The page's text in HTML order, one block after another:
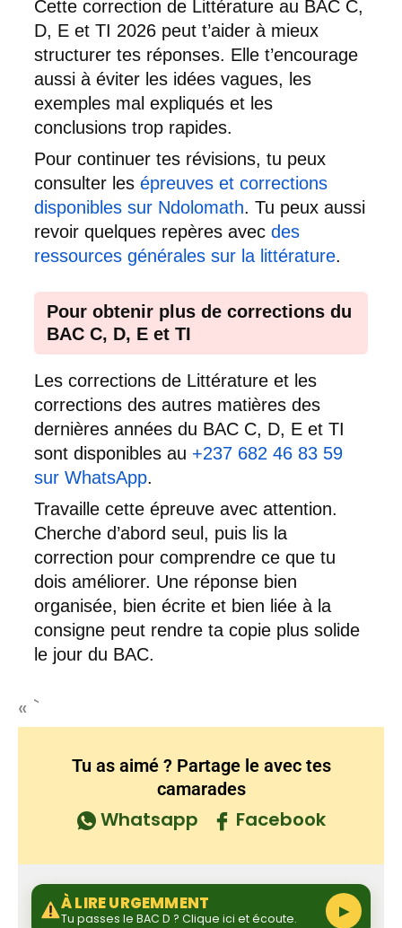
Cette correction de Littérature au BAC C,
D, E et TI 2026 peut t’aider à mieux
structurer tes réponses. Elle t’encourage
aussi à éviter les idées vagues, les
exemples mal expliqués et les
conclusions trop rapides.
Pour continuer tes révisions, tu peux
consulter les épreuves et corrections
disponibles sur Ndolomath. Tu peux aussi
revoir quelques repères avec des
ressources générales sur la littérature.
Pour obtenir plus de corrections du
BAC C, D, E et TI
Les corrections de Littérature et les
corrections des autres matières des
dernières années du BAC C, D, E et TI
sont disponibles au +237 682 46 83 59
sur WhatsApp.
Travaille cette épreuve avec attention.
Cherche d’abord seul, puis lis la
correction pour comprendre ce que tu
dois améliorer. Une réponse bien
organisée, bien écrite et bien liée à la
consigne peut rendre ta copie plus solide
le jour du BAC.
« `
Tu as aimé ? Partage le avec tes
camarades
Whatsapp Facebook
À LIRE URGEMMENT
Tu passes le BAC D ? Clique ici et écoute. ▶